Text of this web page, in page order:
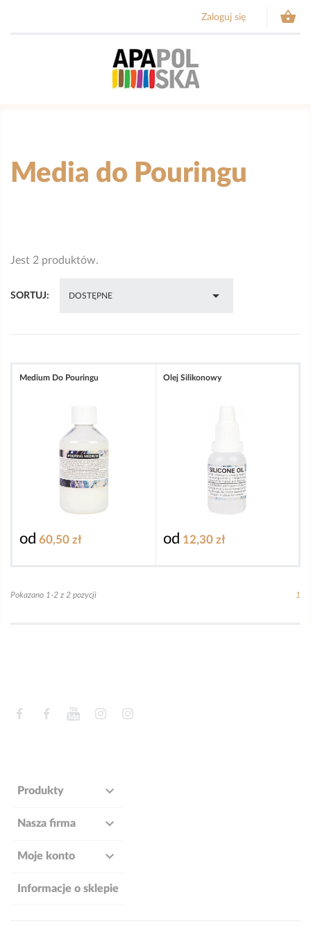
Zaloguj się 
Media do Pouringu
Jest 2 produktów.
SORTUJ: DOSTĘPNE 
Medium Do Pouringu
od 60,50 zł
Olej Silikonowy
od 12,30 zł
Pokazano 1-2 z 2 pozycji 1
FacebookFacebookYouTubeInstagram
Produkty 
Nasza firma 
Moje konto 
Informacje o sklepie